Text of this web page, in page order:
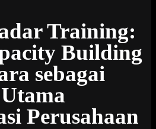
Training:
Building
sebagai
Perusahaan